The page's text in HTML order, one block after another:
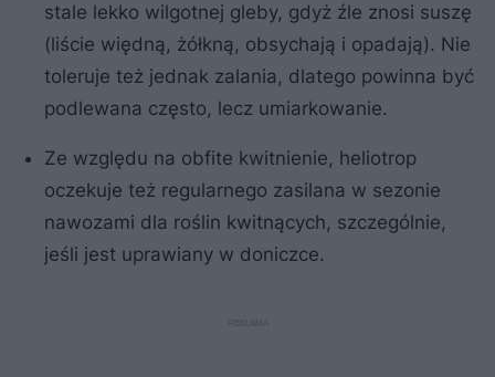
stale lekko wilgotnej gleby, gdyż źle znosi suszę
(liście więdną, żółkną, obsychają i opadają). Nie
toleruje też jednak zalania, dlatego powinna być
podlewana często, lecz umiarkowanie.
Ze względu na obfite kwitnienie, heliotrop
oczekuje też regularnego zasilana w sezonie
nawozami dla roślin kwitnących, szczególnie,
jeśli jest uprawiany w doniczce.